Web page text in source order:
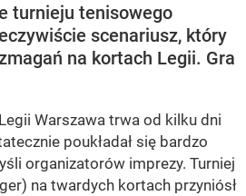
turnieju tenisowego
scenariusz, który
na kortach Legii. Gra
Warszawa trwa od kilku dni
poukładał się bardzo
organizatorów imprezy. Turniej
na twardych kortach przyniósł